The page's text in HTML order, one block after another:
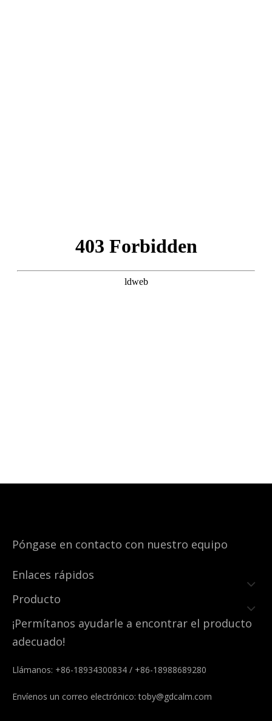
Póngase en contacto con nuestro equipo
Enlaces rápidos
Producto
¡Permítanos ayudarle a encontrar el producto
adecuado!
Llámanos: +86-18934300834 / +86-18988689280
Envíenos un correo electrónico:toby@gdcalm.com